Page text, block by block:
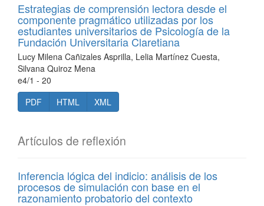
Estrategias de comprensión lectora desde el
componente pragmático utilizadas por los
estudiantes universitarios de Psicología de la
Fundación Universitaria Claretiana
Lucy Milena Cañizales Asprilla, Lelia Martínez Cuesta,
Silvana Quiroz Mena
e4/1 - 20
PDF
HTML XML
Artículos de reflexión
Inferencia lógica del indicio: análisis de los
procesos de simulación con base en el
razonamiento probatorio del contexto